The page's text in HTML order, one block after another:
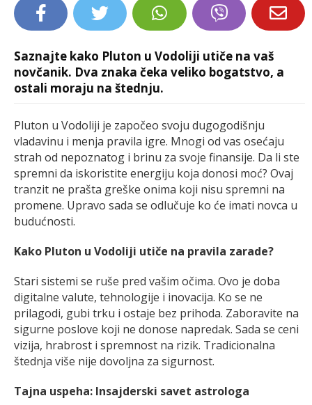
Saznajte kako Pluton u Vodoliji utiče na vaš
novčanik. Dva znaka čeka veliko bogatstvo, a
ostali moraju na štednju.
Pluton u Vodoliji je započeo svoju dugogodišnju
vladavinu i menja pravila igre. Mnogi od vas osećaju
strah od nepoznatog i brinu za svoje finansije. Da li ste
spremni da iskoristite energiju koja donosi moć? Ovaj
tranzit ne prašta greške onima koji nisu spremni na
promene. Upravo sada se odlučuje ko će imati novca u
budućnosti.
Kako Pluton u Vodoliji utiče na pravila zarade?
Stari sistemi se ruše pred vašim očima. Ovo je doba
digitalne valute, tehnologije i inovacija. Ko se ne
prilagodi, gubi trku i ostaje bez prihoda. Zaboravite na
sigurne poslove koji ne donose napredak. Sada se ceni
vizija, hrabrost i spremnost na rizik. Tradicionalna
štednja više nije dovoljna za sigurnost.
Tajna uspeha: Insajderski savet astrologa